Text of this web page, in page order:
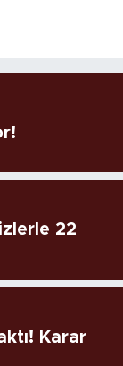
22
Karar